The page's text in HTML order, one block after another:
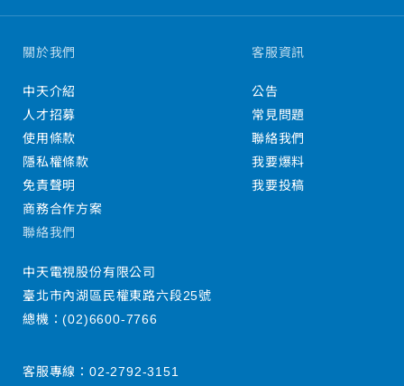
關於我們
中天介紹
人才招募
使用條款
隱私權條款
免責聲明
商務合作方案
客服資訊
公告
常見問題
聯絡我們
我要爆料
我要投稿
聯絡我們
中天電視股份有限公司
臺北市內湖區民權東路六段25號
總機：(02)6600-7766
客服專線： 02-2792-3151